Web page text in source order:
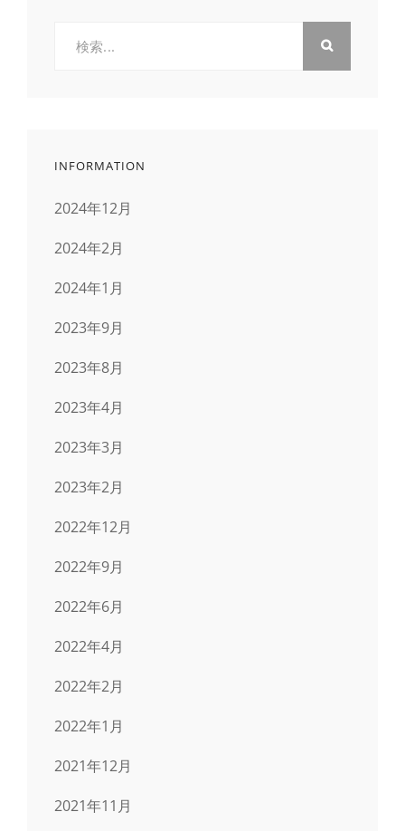
INFORMATION
2024年12月
2024年2月
2024年1月
2023年9月
2023年8月
2023年4月
2023年3月
2023年2月
2022年12月
2022年9月
2022年6月
2022年4月
2022年2月
2022年1月
2021年12月
2021年11月